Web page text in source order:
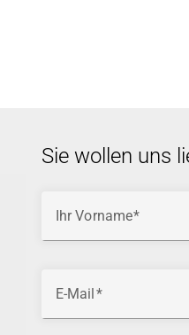
Sie wollen uns
Ihr Vorname
E-Mail